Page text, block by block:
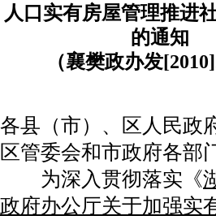
人口实有房屋管理推进
的通知
（襄樊政办发
各县（市）、区人民政
区管委会和市政府各部
为深入贯彻落实《
政府办公厅关于加强实